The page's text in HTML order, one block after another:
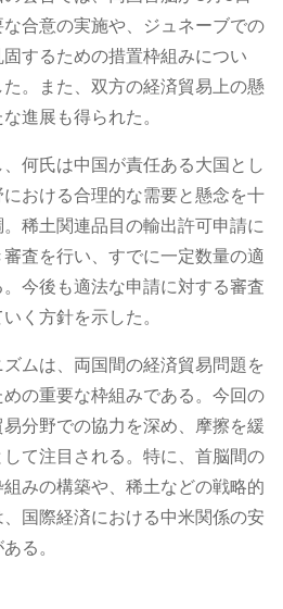
合意の実施や、ジュネーブでの
するための措置枠組みについ
。また、双方の経済貿易上の懸
進展も得られた。
何氏は中国が責任ある大国とし
おける合理的な需要と懸念を十
稀土関連品目の輸出許可申請に
査を行い、すでに一定数量の適
今後も適法な申請に対する審査
く方針を示した。
ムは、両国間の経済貿易問題を
の重要な枠組みである。今回の
分野での協力を深め、摩擦を緩
て注目される。特に、首脳間の
みの構築や、稀土などの戦略的
国際経済における中米関係の安
る。